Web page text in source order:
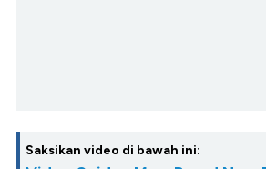
Saksikan video di bawah ini: